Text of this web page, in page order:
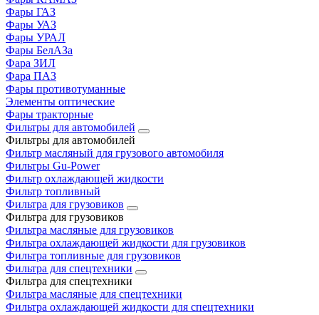
Фары ГАЗ
Фары УАЗ
Фары УРАЛ
Фары БелАЗа
Фара ЗИЛ
Фара ПАЗ
Фары противотуманные
Элементы оптические
Фары тракторные
Фильтры для автомобилей
Фильтры для автомобилей
Фильтр масляный для грузового автомобиля
Фильтры Gu-Power
Фильтр охлаждающей жидкости
Фильтр топливный
Фильтра для грузовиков
Фильтра для грузовиков
Фильтра масляные для грузовиков
Фильтра охлаждающей жидкости для грузовиков
Фильтра топливные для грузовиков
Фильтра для спецтехники
Фильтра для спецтехники
Фильтра масляные для спецтехники
Фильтра охлаждающей жидкости для спецтехники